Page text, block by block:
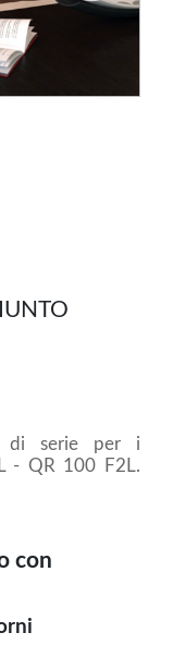
di serie per i
- QR 100 F2L.
con